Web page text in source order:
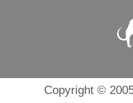
Copyright ©